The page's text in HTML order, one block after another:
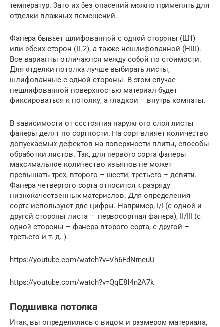
температур. Зато их без опасений можно применять для
отделки влажных помещений.
Фанера бывает шлифованной с одной стороны (Ш1)
или обеих сторон (Ш2), а также нешлифованной (НШ).
Все варианты отличаются между собой по стоимости.
Для отделки потолка лучше выбирать листы,
шлифованные с одной стороны. В этом случае
нешлифованной поверхностью материал будет
фиксироваться к потолку, а гладкой – внутрь комнаты.
В зависимости от состояния наружного слоя листы
фанеры делят по сортности. На сорт влияет количество
допускаемых дефектов на поверхности плиты, способы
обработки листов. Так, для первого сорта фанеры
максимальное количество изъянов не может
превышать трех, второго – шести, третьего – девяти.
Фанера четвертого сорта относится к разряду
низкокачественных материалов. Для определения
сорта используют две цифры. Например, I/I (с одной и
другой стороны листа — первосортная фанера), II/III (с
одной стороны – фанера второго сорта, с другой –
третьего и т. д. ).
https://youtube.com/watch?v=Vh6FdNrneuU
https://youtube.com/watch?v=QqE8f4n2A7k
Подшивка потолка
Итак, вы определились с видом и размером материала,